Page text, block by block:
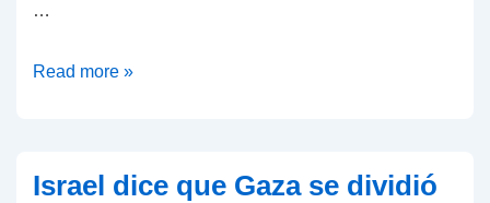
a
…
106°
Declaración
Read more »
Israel dice que Gaza se dividió